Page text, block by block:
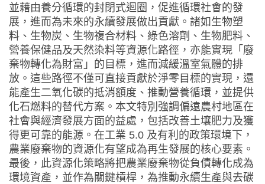
並藉由養分循環的封閉式迴圈，促進循環社會的發
展，進而為未來的永續發展做出貢獻。諸如生物塑
料、生物炭、生物複合材料、綠色溶劑、生物肥料、
營養保健品及天然染料等資源化路徑，亦能實現「廢
棄物轉化為財富」的目標，進而減緩溫室氣體的排
放。這些路徑不僅可直接貢獻於淨零目標的實現，還
能產生二氧化碳的抵消額度、推動營養循環，並提供
化石燃料的替代方案。本文特別強調偏遠農村地區在
社會與經濟發展方面的益處，包括改善土壤肥力及獲
得更可靠的能源。在工業 5.0 及有利的政策環境下，
農業廢棄物的資源化有望成為再生發展的核心要素。
最後，此資源化策略將把農業廢棄物從負債轉化成為
環境資產，並作為關鍵槓桿，為推動永續生產與去碳